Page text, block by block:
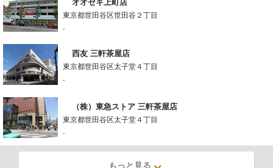
オオゼキ上町店
東京都世田谷区世田谷２丁目
-
西友 三軒茶屋店
東京都世田谷区太子堂４丁目
-
（株）東急ストア 三軒茶屋店
東京都世田谷区太子堂４丁目
-
もっと見る